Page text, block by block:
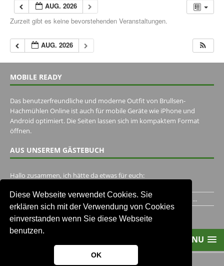
Diese Webseite verwendet Cookies. Sie
erklären sich mit der Verwendung von Cookies
einverstanden wenn Sie diese Webseite
benutzen.
OK
AUG. 2026
Zurzeit gibt es keine bevorstehenden Veranstaltungen.
AUG. 2026
MOBILE READY
Das benutzerfreundliche und moderne Outfit von Brullsen-
Hachmühlen Online ist auch für mobile Geräte wie iPhone und
Android optimiert. Die Seiten lassen sich im kompaktem Format
öffnen.
AUS UNSEREM GÄSTEBUCH
Hallo zusammen, ich hätte da etwas für euch:
Ich habe ein Jahr im Gasthaus Hugo Pape verbracht..Habe ihn...
Unser Gästebuch besuchen
MENU